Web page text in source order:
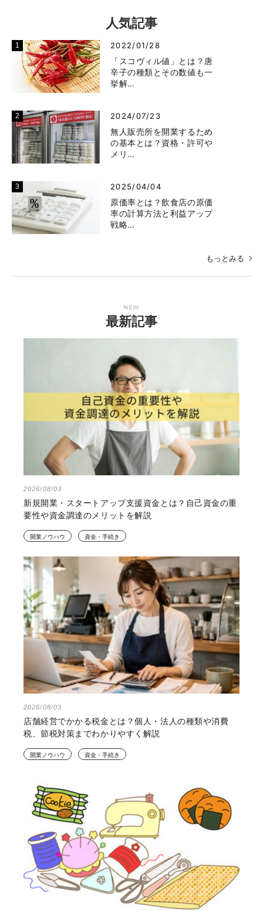
人気記事
2022/01/28
「スコヴィル値」とは？唐
辛子の種類とその数値も一
挙解…
2024/07/23
無人販売所を開業するため
の基本とは？資格・許可や
メリ…
2025/04/04
原価率とは？飲食店の原価
率の計算方法と利益アップ
戦略…
もっとみる
NEW
最新記事
2026/08/03
新規開業・スタートアップ支援資金とは？自己資金の重
要性や資金調達のメリットを解説
開業ノウハウ 資金・手続き
2026/08/03
店舗経営でかかる税金とは？個人・法人の種類や消費
税、節税対策までわかりやすく解説
開業ノウハウ 資金・手続き